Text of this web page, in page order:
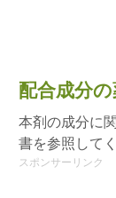
配合成分
本剤の成分に
書を参照して
スポンサーリンク